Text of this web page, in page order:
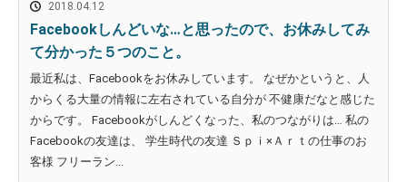
2018.04.12
Facebookしんどいな…と思ったので、お休みしてみ
て分かった５つのこと。
最近私は、Facebookをお休みしています。 なぜかというと、人
からくる大量の情報に左右されている自分が 不健康だなと感じた
からです。 Facebookがしんどくなった、私のつながりは… 私の
Facebookの友達は、 学生時代の友達 Ｓｐｉ×Ａｒｔの仕事のお
客様 フリーラン...